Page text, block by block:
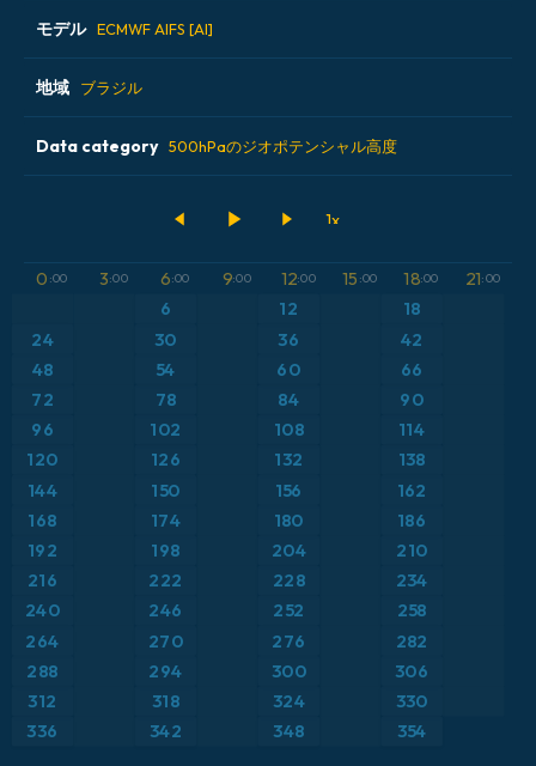
2026-08-05 12 UTC
2026-08-06 00 UTC
2026-08-06 12 UTC
モデル ECMWF AIFS [AI]
ALADIN CZ 2.3 km
ECMWF AIFS [AI]
ICON ドイツ 2 km
地域 ブラジル
アイスランド
イタリア
オーストリア
ギリシャ
スイス
スカンジナビア
スペイン
Data category 500hPaのジオポテンシャル高度
気温異常（850hPa）
気温（2m）
気温（500hPa）
降水量、雲、気圧
降水量の合計
露点温度（2m）
0 :00 3:00 6:00 9:00 12:00 15 :00 18:00 21:00
6 12 18
24 30 36
42
48
54 60 66
72 78 84 90
96 102 108 114
120 126 132
138
144
150 156
162
168
174 180
186
192
198 204 210
216 222 228 234
240 246 252
258
264
270 276
282
288
294 300
306
312
318 324 330
336 342 348 354